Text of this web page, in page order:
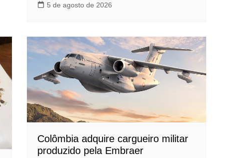
5 de agosto de 2026
Colômbia adquire cargueiro militar
produzido pela Embraer